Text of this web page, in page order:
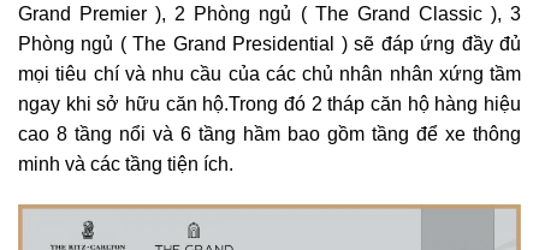
Grand Premier ), 2 Phòng ngủ ( The Grand Classic ), 3
Phòng ngủ ( The Grand Presidential ) sẽ đáp ứng đầy đủ
mọi tiêu chí và nhu cầu của các chủ nhân nhân xứng tầm
ngay khi sở hữu căn hộ.Trong đó 2 tháp căn hộ hàng hiệu
cao 8 tầng nổi và 6 tầng hầm bao gồm tầng để xe thông
minh và các tầng tiện ích.